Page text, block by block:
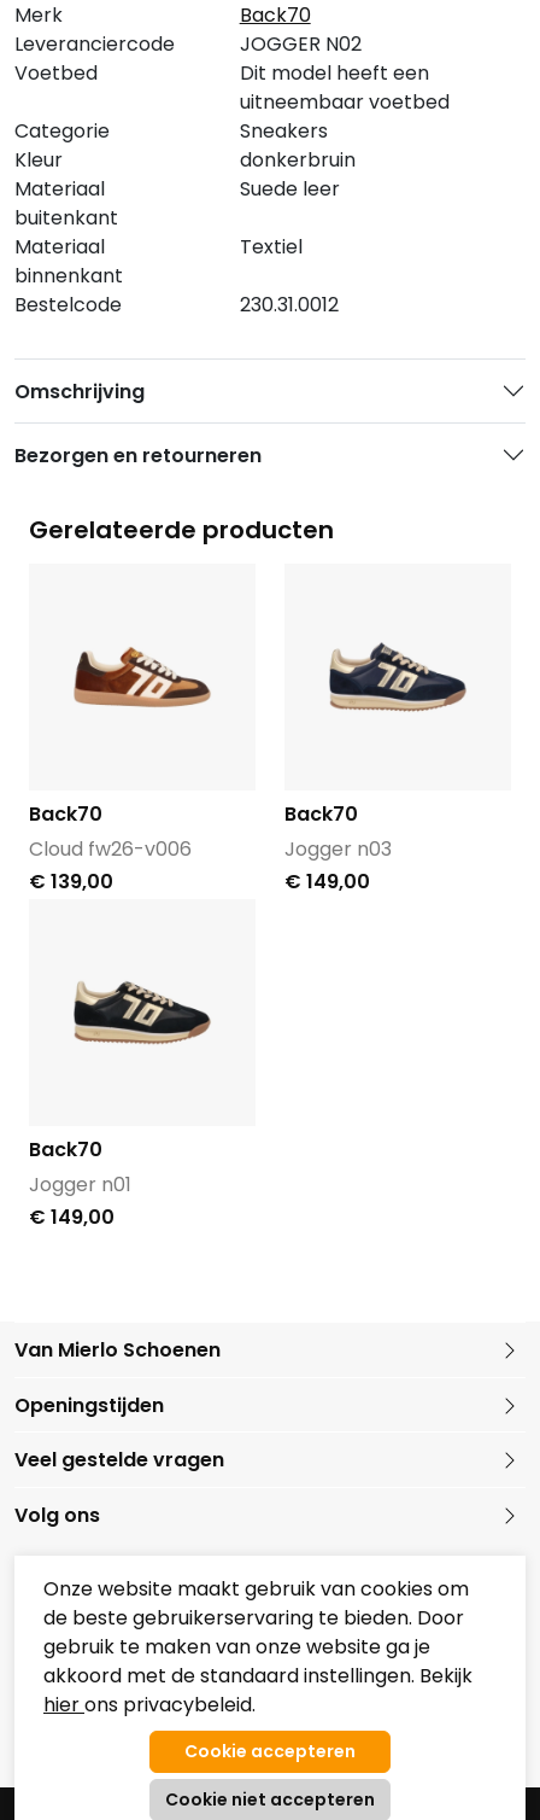
Merk
Back70
Leveranciercode
JOGGER N02
Voetbed
Dit model heeft een
uitneembaar voetbed
Categorie
Sneakers
Kleur
donkerbruin
Materiaal
buitenkant
Suede leer
Materiaal
binnenkant
Textiel
Bestelcode 230.31.0012
Omschrijving
Bezorgen en retourneren
Gerelateerde producten
Back70
Cloud fw26-v006
€ 139,00
Back70
Jogger n03
€ 149,00
Back70
Jogger n01
€ 149,00
Van Mierlo Schoenen
Openingstijden
Overzicht Koopzondagen
Veel gestelde vragen
Volg ons
Onze partners
© 2026 Van Mierlo Schoenen Algemene Voorwaarden
Onze website maakt gebruik van cookies om
de beste gebruikerservaring te bieden. Door
gebruik te maken van onze website ga je
akkoord met de standaard instellingen. Bekijk
hierons privacybeleid.